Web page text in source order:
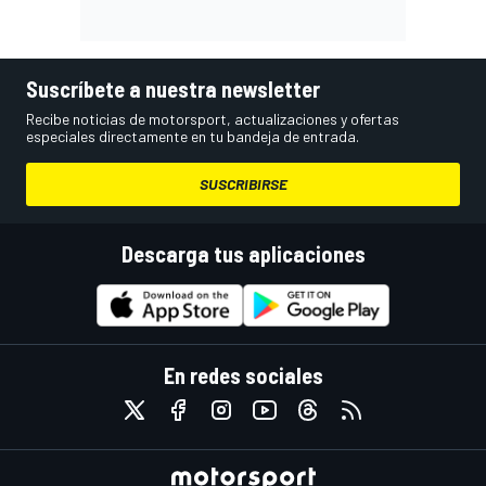
Suscríbete a nuestra newsletter
Recibe noticias de motorsport, actualizaciones y ofertas
especiales directamente en tu bandeja de entrada.
SUSCRIBIRSE
Descarga tus aplicaciones
En redes sociales